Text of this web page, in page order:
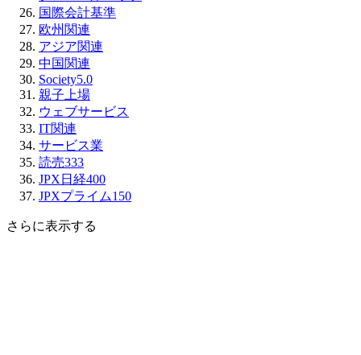
国際会計基準
欧州関連
アジア関連
中国関連
Society5.0
親子上場
ウェブサービス
IT関連
サービス業
読売333
JPX日経400
JPXプライム150
さらに表示する